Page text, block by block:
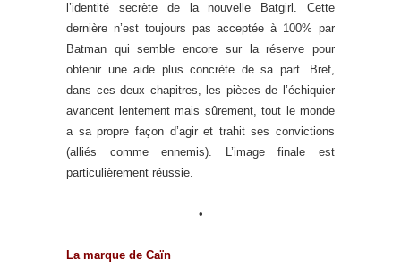
l’identité secrète de la nouvelle Batgirl. Cette
dernière n’est toujours pas acceptée à 100% par
Batman qui semble encore sur la réserve pour
obtenir une aide plus concrète de sa part. Bref,
dans ces deux chapitres, les pièces de l’échiquier
avancent lentement mais sûrement, tout le monde
a sa propre façon d’agir et trahit ses convictions
(alliés comme ennemis). L’image finale est
particulièrement réussie.
•
La marque de Caïn